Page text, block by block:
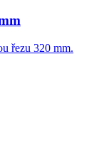
řezu 320 mm.